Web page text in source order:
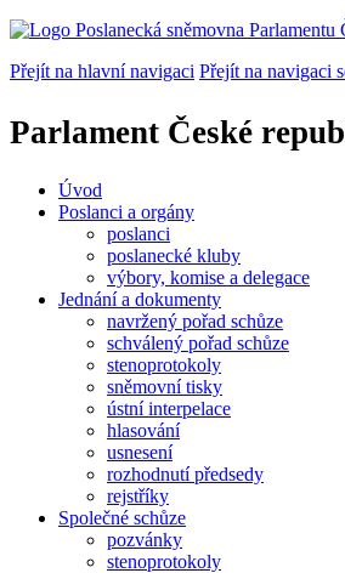
Přejít na hlavní navigaci Přejít na navigaci
Parlament České
Úvod
Poslanci a orgány
poslanci
poslanecké kluby
výbory, komise a delegace
Jednání a dokumenty
navržený pořad schůze
schválený pořad schůze
stenoprotokoly
sněmovní tisky
ústní interpelace
hlasování
usnesení
rozhodnutí předsedy
rejstříky
Společné schůze
pozvánky
stenoprotokoly